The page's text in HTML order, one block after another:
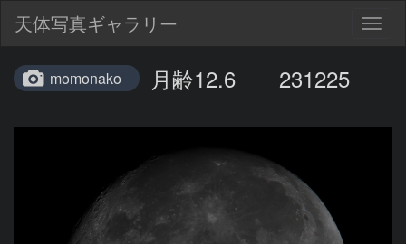
天体写真ギャラリー
momonako 月齢12.6 231225